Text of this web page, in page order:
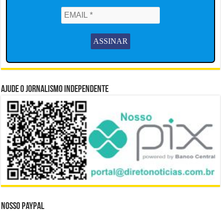
Ajude o Jornalismo Independente
Nosso Paypal